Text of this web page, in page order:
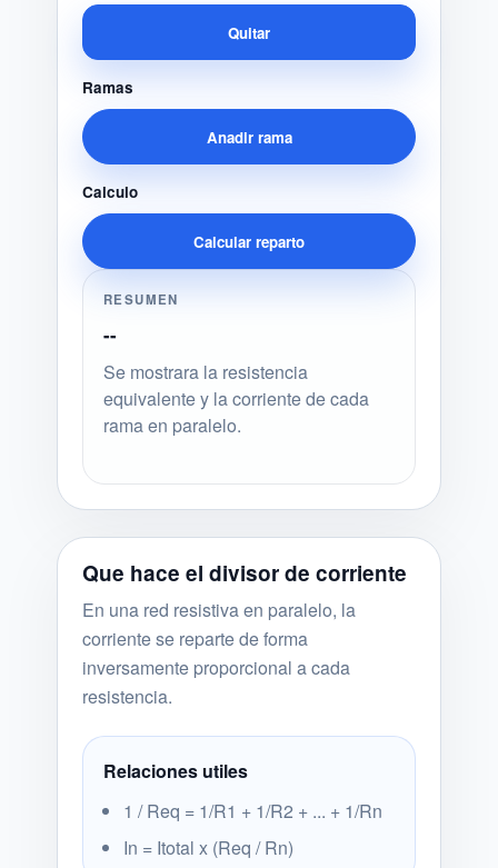
Quitar
Ramas
Anadir rama
Calculo
Calcular reparto
RESUMEN
--
Se mostrara la resistencia
equivalente y la corriente de cada
rama en paralelo.
Que hace el divisor de corriente
En una red resistiva en paralelo, la
corriente se reparte de forma
inversamente proporcional a cada
resistencia.
Relaciones utiles
1 / Req = 1/R1 + 1/R2 + ... + 1/Rn
In = Itotal x (Req / Rn)